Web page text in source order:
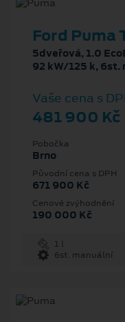
Ford Puma
5dveřová, 1.0
92 kW/125 k, 6st.
Vaše cena s
481 900 Kč
Pobočka
Brno
Původní cena s DPH
671 900 Kč
Cenové zvýhodnění
190 000 Kč
1 l
6st. manuální